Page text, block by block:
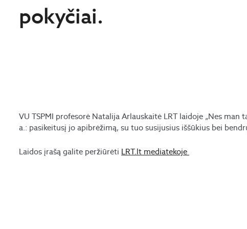
pokyčiai.
VU TSPMI profesorė Natalija Arlauskaitė LRT laidoje „Nes man
a.: pasikeitusį jo apibrėžimą, su tuo susijusius iššūkius bei
Laidos įrašą galite peržiūrėti LRT.lt mediatekoje